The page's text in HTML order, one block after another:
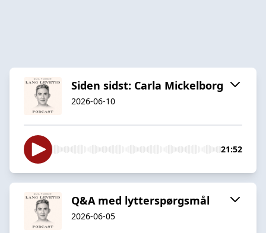
Siden sidst: Carla Mickelborg
2026-06-10
21:52
Q&A med lytterspørgsmål
2026-06-05